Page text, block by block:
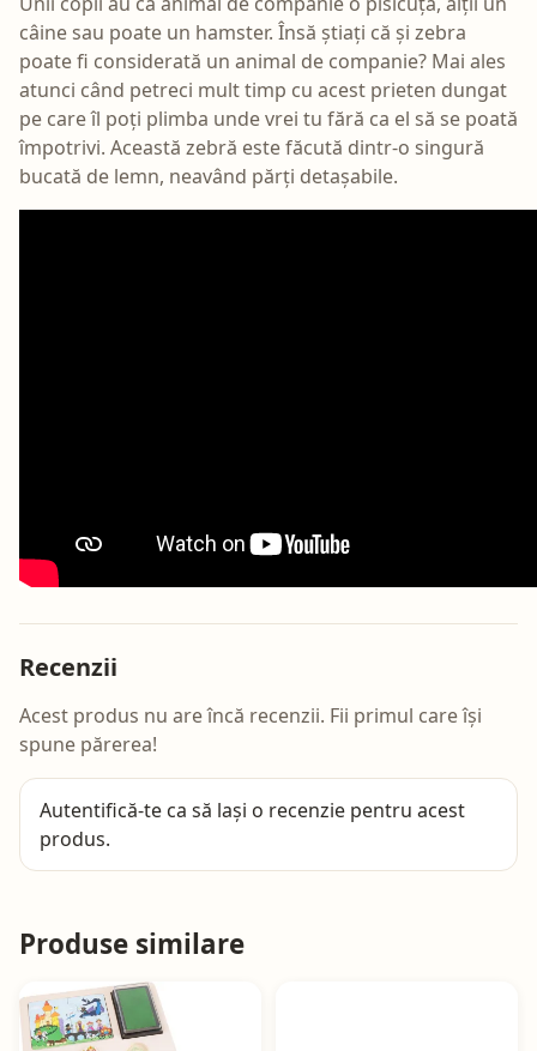
câine sau poate un hamster. Însă știați că și zebra
poate fi considerată un animal de companie? Mai ales
atunci când petreci mult timp cu acest prieten dungat
pe care îl poți plimba unde vrei tu fără ca el să se poată
împotrivi. Această zebră este făcută dintr-o singură
bucată de lemn, neavând părți detașabile.
Recenzii
Acest produs nu are încă recenzii. Fii primul care își
spune părerea!
Autentifică-te ca să lași o recenzie pentru acest
produs.
Produse similare